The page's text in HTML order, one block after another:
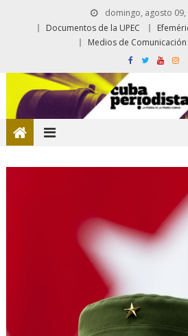
domingo, agosto 09,
Documentos de la UPEC
Medios de Comunicación